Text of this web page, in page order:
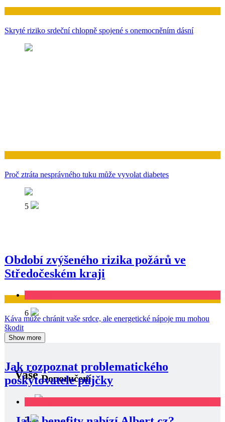
Skryté riziko srdeční chlopně spojené s onemocněním dásní
Proč ztráta nesprávného tuku může vyvolat diabetes
Zdraví
Káva může chránit vaše srdce, ale energetické nápoje mu mohou
škodit
Show more
VašeDoporučení
5
Období zvýšeného rizika požárů ve
Středočeském kraji
6
Jak rozpoznat problematického
poskytovatele půjčky
7